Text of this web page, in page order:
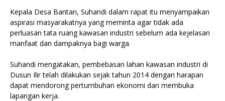
‎Kepala Desa Bantan, Suhandi dalam rapat itu menyampaikan
aspirasi masyarakatnya yang meminta agar tidak ada
perluasan tata ruang kawasan industri sebelum ada kejelasan
manfaat dan dampaknya bagi warga.
‎Suhandi mengatakan, pembebasan lahan kawasan industri di
Dusun Ilir telah dilakukan sejak tahun 2014 dengan harapan
dapat mendorong pertumbuhan ekonomi dan membuka
lapangan kerja.